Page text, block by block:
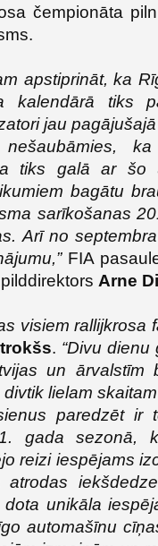
čempionāta
apstiprināt, ka
kalendārā tiks
jau
nešaubāmies,
tiks galā ar šo
bagātu
sarīkošanas
Arī no
FIA
Arne
visiem rallijkrosa
. “Divu
un ārvalstīm
lielam
paredzēt ir
gada sezonā,
reizi iespējams
atrodas
unikāla
automašīnu